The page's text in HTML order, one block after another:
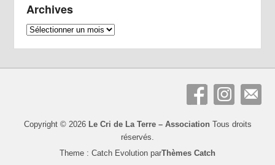
Archives
Archives
Copyright © 2026 Le Cri de La Terre – Association Tous droits
réservés.
Theme : Catch Evolution parThèmes Catch